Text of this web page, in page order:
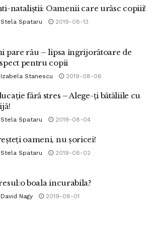
nataliștii: Oamenii care urăsc copiii!
Stela Spataru 2019-08-13
pare rău – lipsa îngrijorătoare de
pentru copii
Izabela Stanescu 2019-08-06
fără stres – Alege-ți bătăliile cu
Stela Spataru 2019-08-04
oameni, nu șoricei!
Stela Spataru 2019-08-02
boala incurabila?
David Nagy 2019-08-01